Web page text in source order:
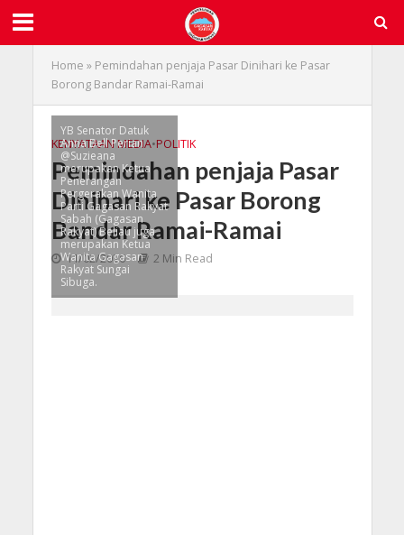
Home » Pemindahan penjaja Pasar Dinihari ke Pasar
Borong Bandar Ramai-Ramai
KENYATAAN MEDIA•POLITIK
Pemindahan penjaja Pasar
Dinihari ke Pasar Borong
Bandar Ramai-Ramai
11/02/2026 2 Min Read
YB Senator Datuk
Anna Bell Perian
@Suzieana
merupakan Ketua
Penerangan
Pergerakan Wanita
Parti Gagasan Rakyat
Sabah (Gagasan
Rakyat) Beliau juga
merupakan Ketua
Wanita Gagasan
Rakyat Sungai
Sibuga.